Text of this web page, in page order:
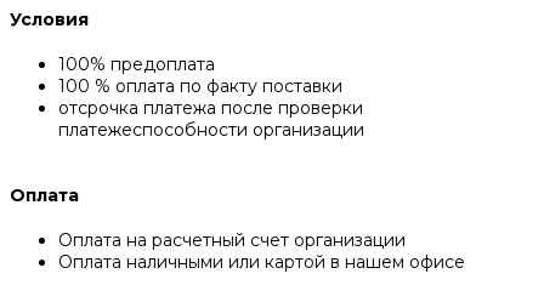
Условия
100% предоплата
100 % оплата по факту поставки
отсрочка платежа после проверки
платежеспособности организации
Оплата
Оплата на расчетный счет организации
Оплата наличными или картой в нашем офисе